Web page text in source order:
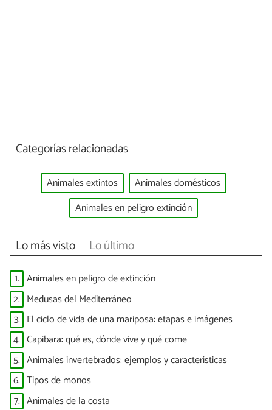
Categorías relacionadas
Animales extintos
Animales domésticos
Animales en peligro extinción
Lo más visto Lo último
1. Animales en peligro de extinción
2. Medusas del Mediterráneo
3. El ciclo de vida de una mariposa: etapas e imágenes
4. Capibara: qué es, dónde vive y qué come
5. Animales invertebrados: ejemplos y características
6. Tipos de monos
7. Animales de la costa